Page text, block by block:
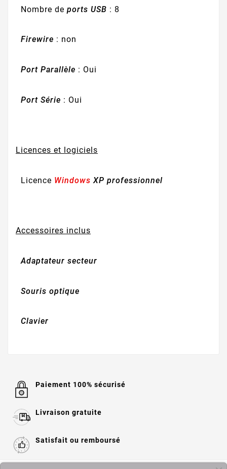
Nombre de ports USB : 8
Firewire : non
Port Parallèle : Oui
Port Série : Oui
Licences et logiciels
Licence Windows XP professionnel
Accessoires inclus
Adaptateur secteur
Souris optique
Clavier
Paiement 100% sécurisé
Livraison gratuite
Satisfait ou remboursé